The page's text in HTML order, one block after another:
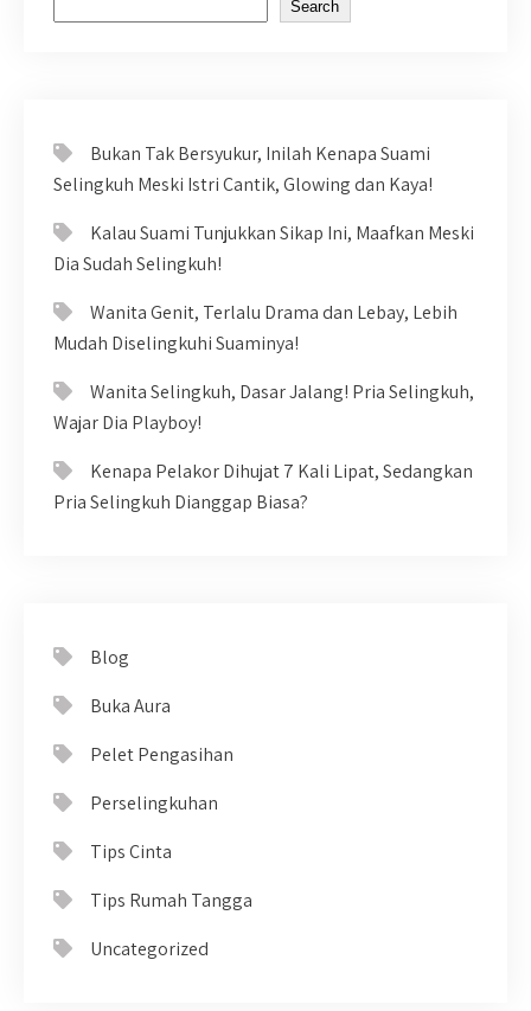
Search
Bukan Tak Bersyukur, Inilah Kenapa Suami
Selingkuh Meski Istri Cantik, Glowing dan Kaya!
Kalau Suami Tunjukkan Sikap Ini, Maafkan Meski
Dia Sudah Selingkuh!
Wanita Genit, Terlalu Drama dan Lebay, Lebih
Mudah Diselingkuhi Suaminya!
Wanita Selingkuh, Dasar Jalang! Pria Selingkuh,
Wajar Dia Playboy!
Kenapa Pelakor Dihujat 7 Kali Lipat, Sedangkan
Pria Selingkuh Dianggap Biasa?
Blog
Buka Aura
Pelet Pengasihan
Perselingkuhan
Tips Cinta
Tips Rumah Tangga
Uncategorized